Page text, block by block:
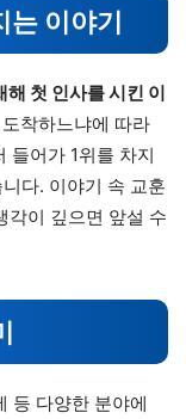
는 이야기
첫 인사를 시킨 이
착하느냐에 따라
들어가 1위를 차지
다. 이야기 속 교훈
각이 깊으면 앞설 수
등 다양한 분야에